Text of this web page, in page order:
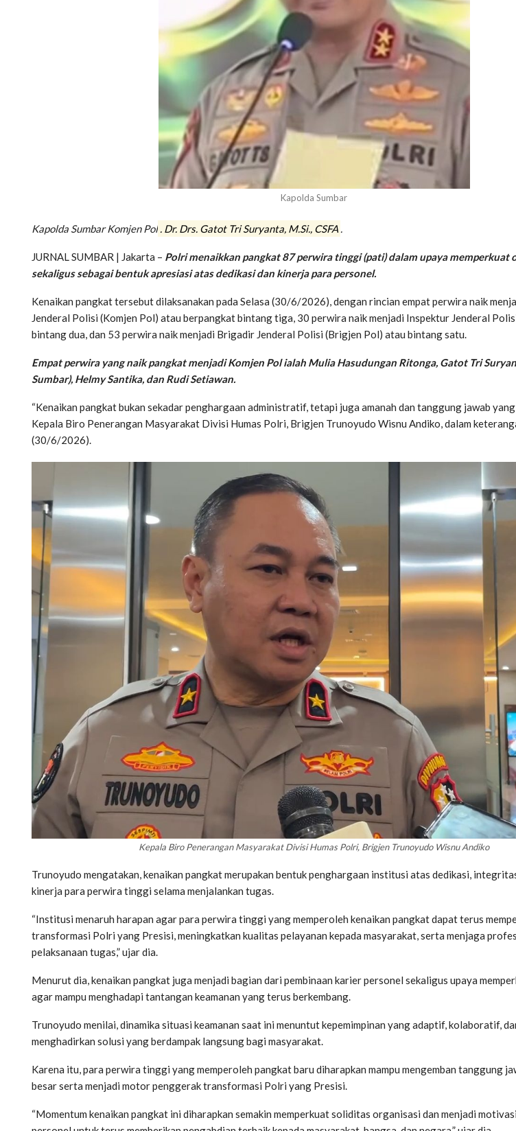
Kapolda Sumbar
Kapolda Sumbar Komjen Pol . Dr. Drs. Gatot Tri Suryanta, M.Si., CSFA .
JURNAL SUMBAR | Jakarta – Polri menaikkan pangkat 87 perwira tinggi (pati) dalam upaya memperkuat
sekaligus sebagai bentuk apresiasi atas dedikasi dan kinerja para personel.
Kenaikan pangkat tersebut dilaksanakan pada Selasa (30/6/2026), dengan rincian empat perwira naik
Jenderal Polisi (Komjen Pol) atau berpangkat bintang tiga, 30 perwira naik menjadi Inspektur Jenderal
bintang dua, dan 53 perwira naik menjadi Brigadir Jenderal Polisi (Brigjen Pol) atau bintang satu.
Empat perwira yang naik pangkat menjadi Komjen Pol ialah Mulia Hasudungan Ritonga, Gatot Tri
Sumbar), Helmy Santika, dan Rudi Setiawan.
“Kenaikan pangkat bukan sekadar penghargaan administratif, tetapi juga amanah dan tanggung jawab yang
Kepala Biro Penerangan Masyarakat Divisi Humas Polri, Brigjen Trunoyudo Wisnu Andiko, dalam
(30/6/2026).
Kepala Biro Penerangan Masyarakat Divisi Humas Polri, Brigjen Trunoyudo Wisnu Andiko
Trunoyudo mengatakan, kenaikan pangkat merupakan bentuk penghargaan institusi atas dedikasi,
kinerja para perwira tinggi selama menjalankan tugas.
“Institusi menaruh harapan agar para perwira tinggi yang memperoleh kenaikan pangkat dapat terus
transformasi Polri yang Presisi, meningkatkan kualitas pelayanan kepada masyarakat, serta menjaga
pelaksanaan tugas,” ujar dia.
Menurut dia, kenaikan pangkat juga menjadi bagian dari pembinaan karier personel sekaligus upaya
agar mampu menghadapi tantangan keamanan yang terus berkembang.
Trunoyudo menilai, dinamika situasi keamanan saat ini menuntut kepemimpinan yang adaptif, kolaboratif,
menghadirkan solusi yang berdampak langsung bagi masyarakat.
Karena itu, para perwira tinggi yang memperoleh pangkat baru diharapkan mampu mengemban tanggung
besar serta menjadi motor penggerak transformasi Polri yang Presisi.
“Momentum kenaikan pangkat ini diharapkan semakin memperkuat soliditas organisasi dan menjadi